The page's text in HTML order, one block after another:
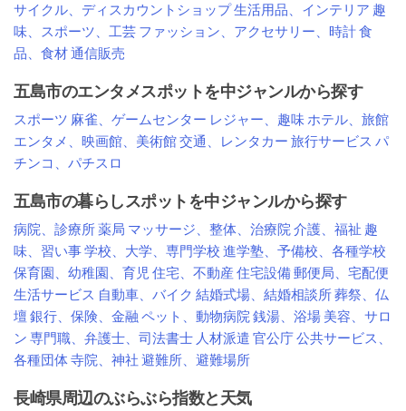
サイクル、ディスカウントショップ生活用品、インテリア 趣
味、スポーツ、工芸 ファッション、アクセサリー、時計食
品、食材通信販売
五島市のエンタメスポットを中ジャンルから探す
スポーツ 麻雀、ゲームセンター レジャー、趣味ホテル、旅館
エンタメ、映画館、美術館交通、レンタカー 旅行サービス パ
チンコ、パチスロ
五島市の暮らしスポットを中ジャンルから探す
病院、診療所薬局 マッサージ、整体、治療院介護、福祉 趣
味、習い事学校、大学、専門学校 進学塾、予備校、各種学校
保育園、幼稚園、育児 住宅、不動産 住宅設備郵便局、宅配便
生活サービス 自動車、バイク 結婚式場、結婚相談所葬祭、仏
壇 銀行、保険、金融 ペット、動物病院銭湯、浴場 美容、サロ
ン 専門職、弁護士、司法書士 人材派遣 官公庁公共サービス、
各種団体寺院、神社 避難所、避難場所
長崎県周辺のぶらぶら指数と天気